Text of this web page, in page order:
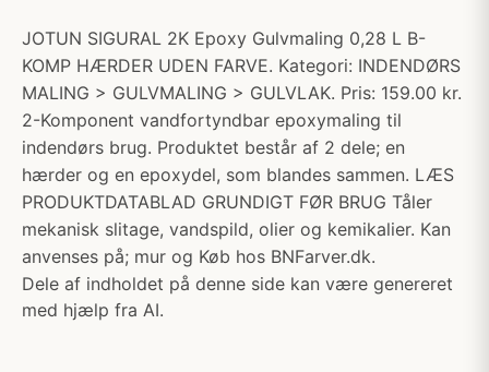
JOTUN SIGURAL 2K Epoxy Gulvmaling 0,28 L B-
KOMP HÆRDER UDEN FARVE. Kategori: INDENDØRS
MALING > GULVMALING > GULVLAK. Pris: 159.00 kr.
2-Komponent vandfortyndbar epoxymaling til
indendørs brug. Produktet består af 2 dele; en
hærder og en epoxydel, som blandes sammen. LÆS
PRODUKTDATABLAD GRUNDIGT FØR BRUG Tåler
mekanisk slitage, vandspild, olier og kemikalier. Kan
anvenses på; mur og Køb hos BNFarver.dk.
Dele af indholdet på denne side kan være genereret
med hjælp fra AI.